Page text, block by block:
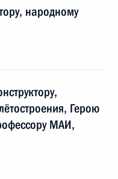
народному
Герою
МАИ,